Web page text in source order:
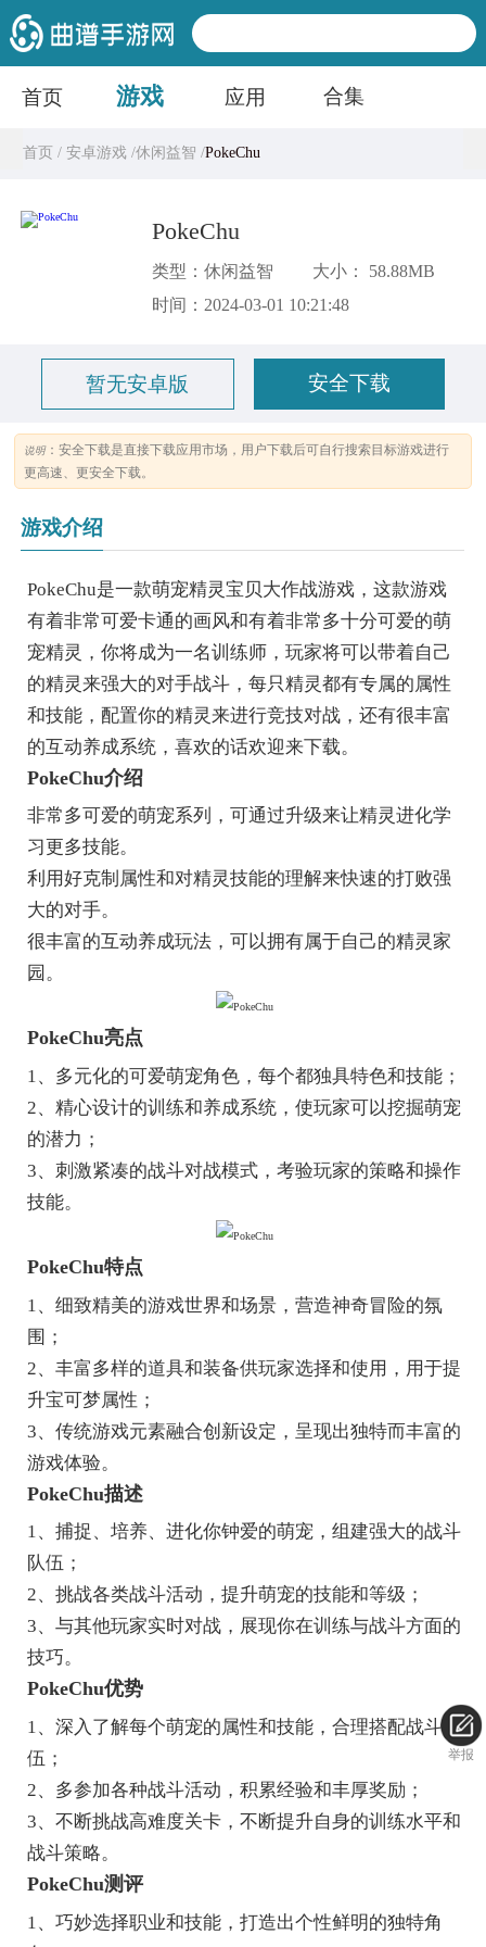
首页 游戏 应用 合集
首页 /安卓游戏 /休闲益智 /PokeChu
PokeChu
类型：休闲益智
大小： 58.88MB
时间：2024-03-01 10:21:48
暂无安卓版 安全下载
说明：安全下载是直接下载应用市场，用户下载后可自行搜索目标游戏进行
更高速、更安全下载。
游戏介绍
PokeChu是一款萌宠精灵宝贝大作战游戏，这款游戏
有着非常可爱卡通的画风和有着非常多十分可爱的萌
宠精灵，你将成为一名训练师，玩家将可以带着自己
的精灵来强大的对手战斗，每只精灵都有专属的属性
和技能，配置你的精灵来进行竞技对战，还有很丰富
的互动养成系统，喜欢的话欢迎来下载。
PokeChu介绍
非常多可爱的萌宠系列，可通过升级来让精灵进化学
习更多技能。
利用好克制属性和对精灵技能的理解来快速的打败强
大的对手。
很丰富的互动养成玩法，可以拥有属于自己的精灵家
园。
PokeChu亮点
1、多元化的可爱萌宠角色，每个都独具特色和技能；
2、精心设计的训练和养成系统，使玩家可以挖掘萌宠
的潜力；
3、刺激紧凑的战斗对战模式，考验玩家的策略和操作
技能。
PokeChu特点
1、细致精美的游戏世界和场景，营造神奇冒险的氛
围；
2、丰富多样的道具和装备供玩家选择和使用，用于提
升宝可梦属性；
3、传统游戏元素融合创新设定，呈现出独特而丰富的
游戏体验。
PokeChu描述
1、捕捉、培养、进化你钟爱的萌宠，组建强大的战斗
队伍；
2、挑战各类战斗活动，提升萌宠的技能和等级；
3、与其他玩家实时对战，展现你在训练与战斗方面的
技巧。
PokeChu优势
1、深入了解每个萌宠的属性和技能，合理搭配战斗队
伍；
2、多参加各种战斗活动，积累经验和丰厚奖励；
3、不断挑战高难度关卡，不断提升自身的训练水平和
战斗策略。
PokeChu测评
1、巧妙选择职业和技能，打造出个性鲜明的独特角
举报